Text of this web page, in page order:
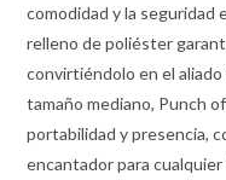
comodidad y la seguridad
relleno de poliéster
convirtiéndolo en el
tamaño mediano, Punch
portabilidad y presencia,
encantador para